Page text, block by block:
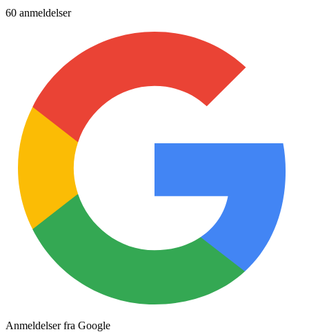
60 anmeldelser
Anmeldelser fra Google